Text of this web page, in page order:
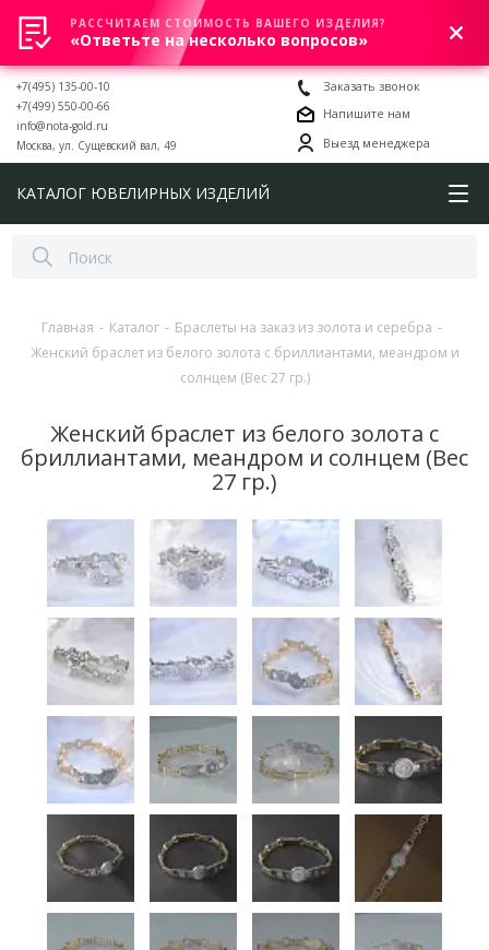
0
+7(495) 135-00-10
+7(499) 550-00-66
info@nota-gold.ru
Москва, ул. Сущевский вал, 49
Заказать звонок
Напишите нам
Выезд менеджера
КАТАЛОГ ЮВЕЛИРНЫХ ИЗДЕЛИЙ
Главная - Каталог - Браслеты на заказ из золота и серебра -
Женский браслет из белого золота с бриллиантами, меандром и
солнцем (Вес 27 гр.)
Женский браслет из белого золота с
бриллиантами, меандром и солнцем (Вес
27 гр.)
РАССЧИТАЕМ СТОИМОСТЬ ВАШЕГО ИЗДЕЛИЯ?
«Ответьте на несколько вопросов»